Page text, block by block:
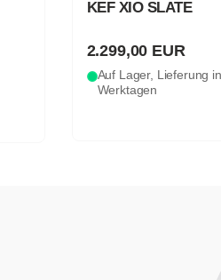
799,00 EURUVP
Werktagen